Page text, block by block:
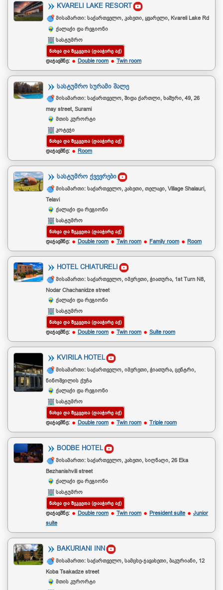
KVARELI LAKE RESORT
მისამართი: საქართველო, კახეთი, ყვარელი, Kvareli Lake Rd
ქალაქი და რეგიონი
სასტუმრო
ᲜᲐᲮᲕᲐ ᲓᲐ ᲨᲔᲙᲕᲔᲗᲐ (ᲓᲐᲐᲭᲘᲠᲔ ᲐᲥ)
დაჯავშნე: Double room Twin room
ᲡᲐᲡᲢᲣᲛᲠᲝ ᲡᲣᲠᲐᲛᲘ ᲨᲐᲚᲔ
მისამართი: საქართველო, შიდა ქართლი, ხაშური, 49, 26
may street, Surami
მთის კურორტი
კოტეჯი
ᲜᲐᲮᲕᲐ ᲓᲐ ᲨᲔᲙᲕᲔᲗᲐ (ᲓᲐᲐᲭᲘᲠᲔ ᲐᲥ)
დაჯავშნე: Room
ᲡᲐᲡᲢᲣᲛᲠᲝ ᲥᲕᲔᲕᲠᲔᲑᲘ
მისამართი: საქართველო, კახეთი, თელავი, Village Shalauri,
Telavi
ქალაქი და რეგიონი
სასტუმრო
ᲜᲐᲮᲕᲐ ᲓᲐ ᲨᲔᲙᲕᲔᲗᲐ (ᲓᲐᲐᲭᲘᲠᲔ ᲐᲥ)
დაჯავშნე: Double room Twin room Family room Room
HOTEL CHIATURELI
მისამართი: საქართველო, იმერეთი, ჭიათურა, 1st Turn N8,
Nodar Chachanidze street
ქალაქი და რეგიონი
სასტუმრო
ᲜᲐᲮᲕᲐ ᲓᲐ ᲨᲔᲙᲕᲔᲗᲐ (ᲓᲐᲐᲭᲘᲠᲔ ᲐᲥ)
დაჯავშნე: Double room Twin room Suite room
KVIRILA HOTEL
მისამართი: საქართველო, იმერეთი, ჭიათურა, ცენტრი,
ნინოშვილის ქუჩა
ქალაქი და რეგიონი
სასტუმრო
ᲜᲐᲮᲕᲐ ᲓᲐ ᲨᲔᲙᲕᲔᲗᲐ (ᲓᲐᲐᲭᲘᲠᲔ ᲐᲥ)
დაჯავშნე: Double room Twin room Triple room
BODBE HOTEL
მისამართი: საქართველო, კახეთი, სიღნაღი, 26 Eka
Bezhanishvili street
ქალაქი და რეგიონი
სასტუმრო
ᲜᲐᲮᲕᲐ ᲓᲐ ᲨᲔᲙᲕᲔᲗᲐ (ᲓᲐᲐᲭᲘᲠᲔ ᲐᲥ)
დაჯავშნე: Double room Twin room President suite
Junior
suite
BAKURIANI INN
მისამართი: საქართველო, სამცხე-ჯავახეთი, ბაკურიანი, 12
Koba Tsakadze street
მთის კურორტი